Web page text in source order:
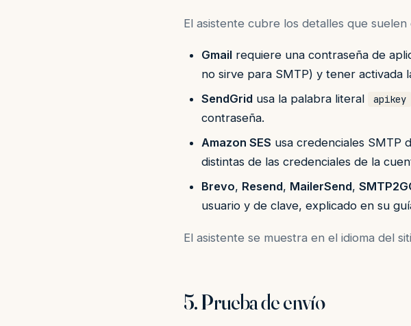
El asistente cubre los detalles que
Gmail requiere una contraseña de
no sirve para SMTP) y tener activada
SendGrid usa la palabra literal apikey
contraseña.
Amazon SES usa credenciales SMTP
distintas de las credenciales de la
Brevo, Resend, MailerSend,
usuario y de clave, explicado en su
El asistente se muestra en el idioma del
5. Prueba de envío